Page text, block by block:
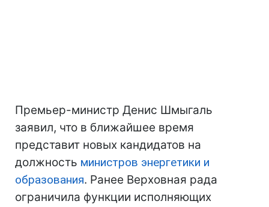
Премьер-министр Денис Шмыгаль
заявил, что в ближайшее время
представит новых кандидатов на
должность министров энергетики и
образования. Ранее Верховная рада
ограничила функции исполняющих